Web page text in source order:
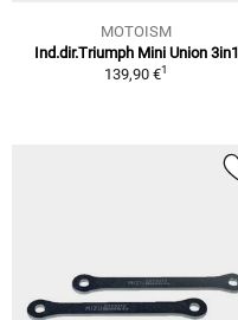
MOTOISM
Ind.dir.Triumph Mini Union 3in1
139,90 €1